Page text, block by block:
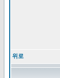
위로